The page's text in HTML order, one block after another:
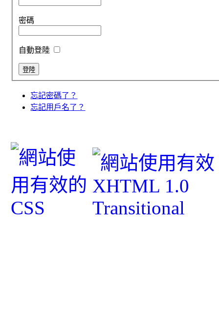
密碼
自動登陸
忘記密碼了？
忘記用戶名了？